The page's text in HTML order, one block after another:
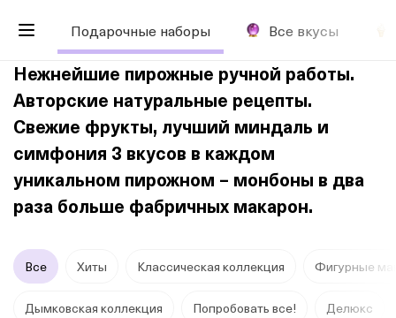
Подарочные наборы Все вкусы
Нежнейшие пирожные ручной работы.
Авторские натуральные рецепты.
Свежие фрукты, лучший миндаль и
симфония 3 вкусов в каждом
уникальном пирожном – монбоны в два
раза больше фабричных макарон.
Все Хиты Классическая коллекция Фигурные
Дымковская коллекция Попробовать все! Делюкс